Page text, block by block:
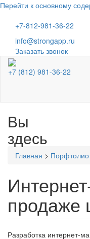
Перейти к основному
+7-812-981-36-22
info@strongapp.ru
Заказать звонок
+7 (812) 981-36-22
Вы
здесь
Главная > Порфтолио
продаже
Разработка интернет-